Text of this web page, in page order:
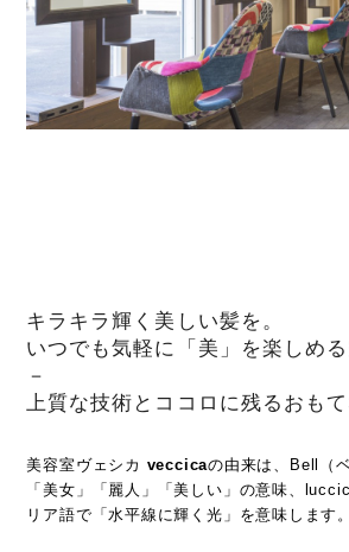
キラキラ輝く美しい髪を。
いつでも気軽に「美」を楽しめ
－
上質な技術とココロに残るおもて
美容室ヴェシカ veccicaの由来は、Bell（
「美女」「麗人」「美しい」の意味、
リア語で「水平線に輝く光」を意味します。